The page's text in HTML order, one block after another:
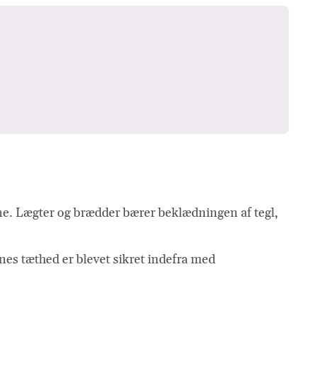
Lægter og brædder bærer beklædningen af tegl,
tæthed er blevet sikret indefra med